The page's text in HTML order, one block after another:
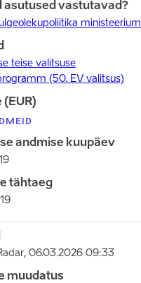
asutused vastutavad?
ministeerium
teise valitsuse
(50. EV valitsus)
(EUR)
andmise kuupäev
tähtaeg
, 06.03.2026 09:33
muudatus